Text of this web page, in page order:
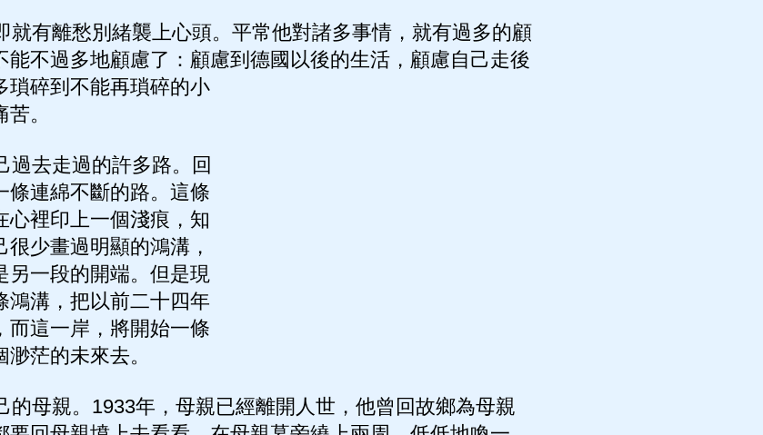
有離愁別緒襲上心頭。平常他對諸多事情，就有過多的顧
能不過多地顧慮了：顧慮到德國以後的生活，顧慮自己走後
瑣碎到不能再瑣碎的小
。
去走過的許多路。回
條連綿不斷的路。這條
心裡印上一個淺痕，知
少畫過明顯的鴻溝，
另一段的開端。但是現
鴻溝，把以前二十四年
而這一岸，將開始一條
茫的未來去。
母親。1933年，母親已經離開人世，他曾回故鄉為母親